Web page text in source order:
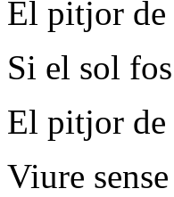
El pitjor de
Si el sol
El pitjor de
Viure